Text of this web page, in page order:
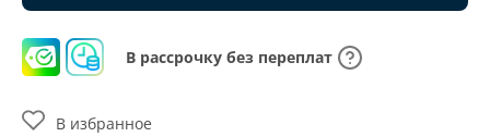
В рассрочку без переплат
В избранное